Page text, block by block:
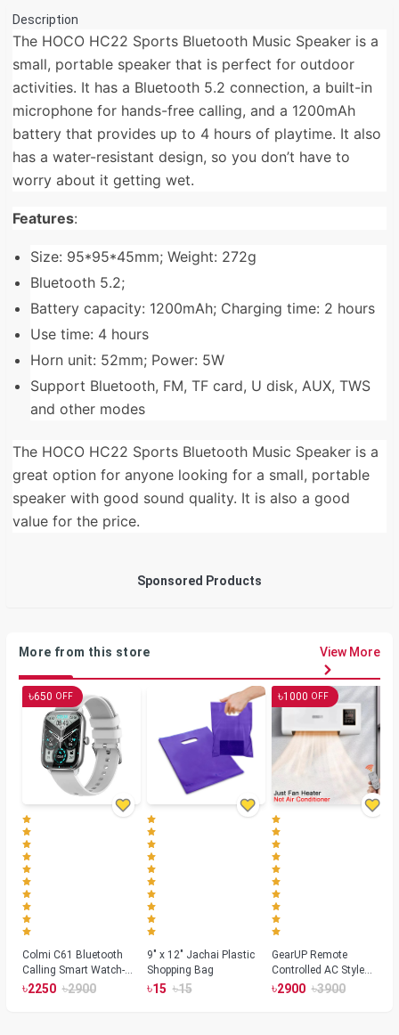
Description
The HOCO HC22 Sports Bluetooth Music Speaker is a
small, portable speaker that is perfect for outdoor
activities. It has a Bluetooth 5.2 connection, a built-in
microphone for hands-free calling, and a 1200mAh
battery that provides up to 4 hours of playtime. It also
has a water-resistant design, so you don’t have to
worry about it getting wet.
Features:
Size: 95*95*45mm; Weight: 272g
Bluetooth 5.2;
Battery capacity: 1200mAh; Charging time: 2 hours
Use time: 4 hours
Horn unit: 52mm; Power: 5W
Support Bluetooth, FM, TF card, U disk, AUX, TWS
and other modes
The HOCO HC22 Sports Bluetooth Music Speaker is a
great option for anyone looking for a small, portable
speaker with good sound quality. It is also a good
value for the price.
Sponsored Products
More from this store View More
৳650 OFF
Colmi C61 Bluetooth
Calling Smart Watch-
Silver Color
৳2250 ৳2900
9" x 12" Jachai Plastic
Shopping Bag
৳15 ৳15
৳1000 OFF
GearUP Remote
Controlled AC Style
Room Heater 1800
৳2900 ৳3900